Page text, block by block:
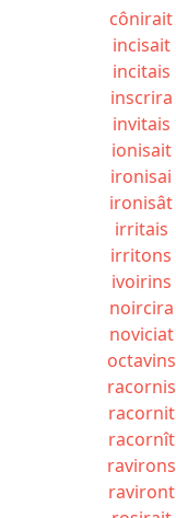
cônirait
incisait
incitais
inscrira
invitais
ionisait
ironisai
ironisât
irritais
irritons
ivoirins
noircira
noviciat
octavins
racornis
racornit
racornît
ravirons
raviront